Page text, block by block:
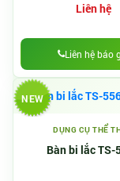
Liên hệ
Liên hệ báo
NEW
DỤNG CỤ THỂ
Bàn bi lắc TS-